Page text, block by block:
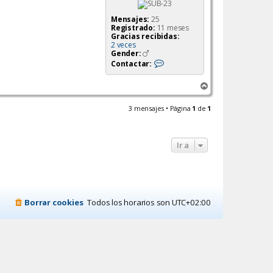
Mensajes: 25
Registrado: 11 meses
Gracias recibidas:
2 veces
Gender:
Contactar:
n
a
t
n
r
r
3 mensajes • Página 1 de 1
Ir a
Todos los horarios son UTC+02:00
Borrar cookies